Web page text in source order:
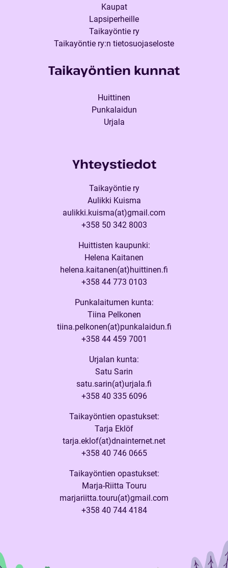
Kaupat
Lapsiperheille
Taikayöntie ry
Taikayöntie ry:n tietosuojaseloste
Taikayöntien kunnat
Huittinen
Punkalaidun
Urjala
Yhteystiedot
Taikayöntie ry
Aulikki Kuisma
aulikki.kuisma(at)gmail.com
+358 50 342 8003
Huittisten kaupunki:
Helena Kaitanen
helena.kaitanen(at)huittinen.fi
+358 44 773 0103
Punkalaitumen kunta:
Tiina Pelkonen
tiina.pelkonen(at)punkalaidun.fi
+358 44 459 7001
Urjalan kunta:
Satu Sarin
satu.sarin(at)urjala.fi
+358 40 335 6096
Taikayöntien opastukset:
Tarja Eklöf
tarja.eklof(at)dnainternet.net
+358 40 746 0665
Taikayöntien opastukset:
Marja-Riitta Touru
marjariitta.touru(at)gmail.com
+358 40 744 4184